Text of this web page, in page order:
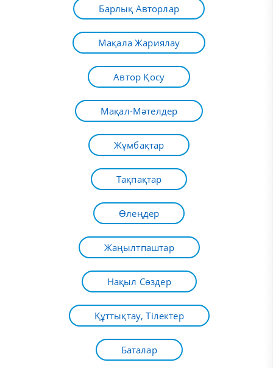
Барлық Авторлар
Мақала Жариялау
Автор Қосу
Мақал-Мәтелдер
Жұмбақтар
Тақпақтар
Өлеңдер
Жаңылтпаштар
Нақыл Сөздер
Құттықтау, Тілектер
Баталар